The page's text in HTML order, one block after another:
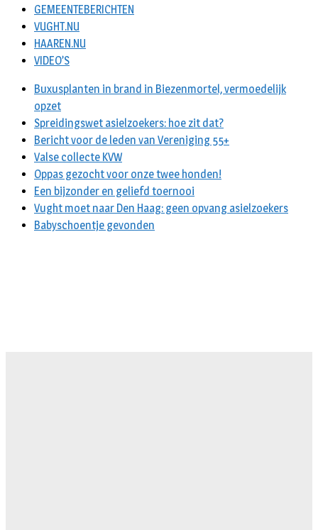
GEMEENTEBERICHTEN
VUGHT.NU
HAAREN.NU
VIDEO’S
Buxusplanten in brand in Biezenmortel, vermoedelijk
opzet
Spreidingswet asielzoekers: hoe zit dat?
Bericht voor de leden van Vereniging 55+
Valse collecte KVW
Oppas gezocht voor onze twee honden!
Een bijzonder en geliefd toernooi
Vught moet naar Den Haag: geen opvang asielzoekers
Babyschoentje gevonden